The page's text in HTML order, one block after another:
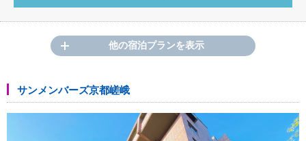
他の宿泊プランを表示
サンメンバーズ京都嵯峨